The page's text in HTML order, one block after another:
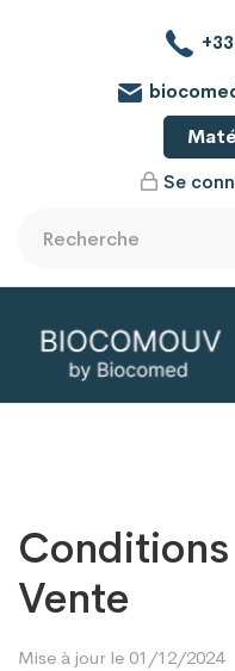
Se
Vente
Mise à jour le 01/12/2024